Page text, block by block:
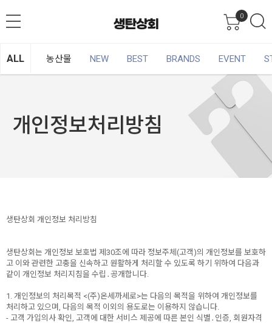
0
ALL 농산물 NEW BEST BRANDS EVENT
개인정보처리방침
생탄상회 개인정보 처리방침
생탄상회는 개인정보 보호법 제30조에 따라 정보주체(고객)의 개인정보를 보호하
고 이와 관련한 고충을 신속하고 원활하게 처리할 수 있도록 하기 위하여 다음과
같이 개인정보 처리지침을 수립․공개합니다.
1. 개인정보의 처리목적 <(주)온세까세로>는 다음의 목적을 위하여 개인정보를
처리하고 있으며, 다음의 목적 이외의 용도로는 이용하지 않습니다.
- 고객 가입의사 확인, 고객에 대한 서비스 제공에 따른 본인 식별․인증, 회원자격